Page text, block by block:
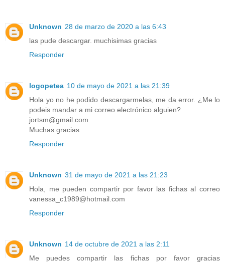
Unknown 28 de marzo de 2020 a las 6:43
las pude descargar. muchisimas gracias
Responder
logopetea 10 de mayo de 2021 a las 21:39
Hola yo no he podido descargarmelas, me da error. ¿Me lo
podeis mandar a mi correo electrónico alguien?
jortsm@gmail.com
Muchas gracias.
Responder
Unknown 31 de mayo de 2021 a las 21:23
Hola, me pueden compartir por favor las fichas al correo
vanessa_c1989@hotmail.com
Responder
Unknown 14 de octubre de 2021 a las 2:11
Me puedes compartir las fichas por favor gracias